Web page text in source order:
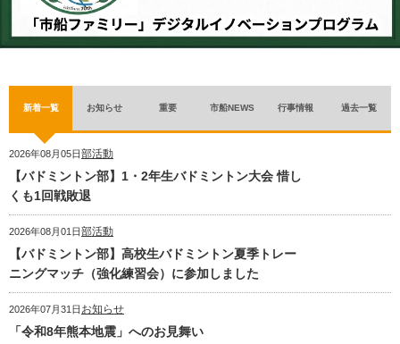
新着一覧 お知らせ 重要 市船NEWS 行事情報 過去一覧
2026年08月05日部活動
【バドミントン部】1・2年生バドミントン大会 惜し
くも1回戦敗退
2026年08月01日部活動
【バドミントン部】高校生バドミントン夏季トレー
ニングマッチ（強化練習会）に参加しました
2026年07月31日 お知らせ
「令和8年熊本地震」へのお見舞い